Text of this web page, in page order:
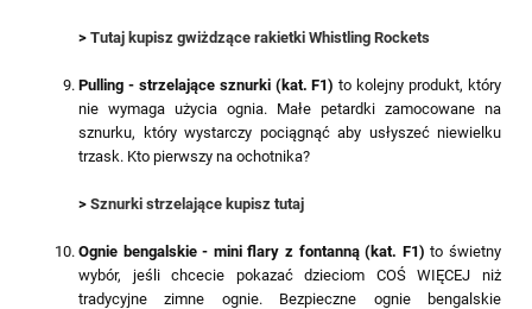
> Tutaj kupisz gwiżdzące rakietki Whistling Rockets
Pulling - strzelające sznurki (kat. F1) to kolejny produkt, który
nie wymaga użycia ognia. Małe petardki zamocowane na
sznurku, który wystarczy pociągnąć aby usłyszeć niewielku
trzask. Kto pierwszy na ochotnika?
> Sznurki strzelające kupisz tutaj
Ognie bengalskie - mini flary z fontanną (kat. F1) to świetny
wybór, jeśli chcecie pokazać dzieciom COŚ WIĘCEJ niż
tradycyjne zimne ognie. Bezpieczne ognie bengalskie